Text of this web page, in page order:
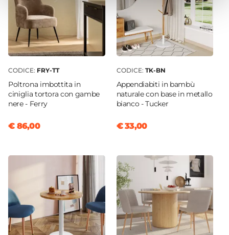
CODICE: FRY-TT
Poltrona imbottita in
ciniglia tortora con gambe
nere - Ferry
€ 86,00
CODICE: TK-BN
Appendiabiti in bambù
naturale con base in metallo
bianco - Tucker
€ 33,00